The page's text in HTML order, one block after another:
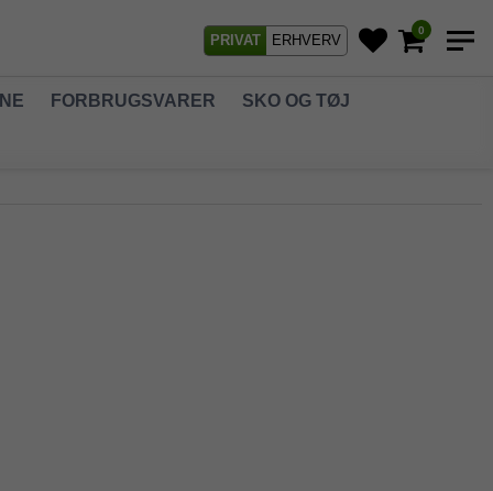
PRIVAT ERHVERV
0
FORBRUGSVARER SKO OG TØJ